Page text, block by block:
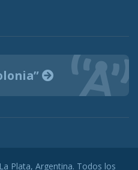
Plata, Argentina. Todos los